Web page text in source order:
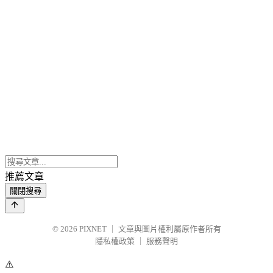
推薦文章
關閉搜尋
© 2026 PIXNET
文章與圖片權利屬原作者所有
隱私權政策
服務聲明
⚠️